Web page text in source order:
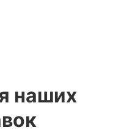
наших